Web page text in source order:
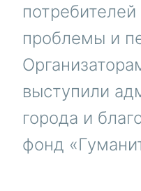
потребителей
проблемы и
выступили
города и
фонд